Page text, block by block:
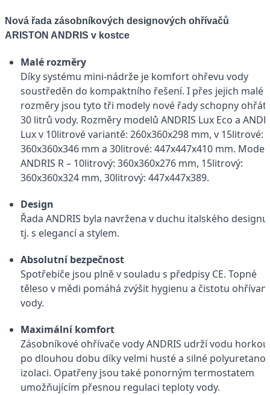
Nová řada zásobníkových designových ohřívačů
ARISTON ANDRIS v kostce
Malé rozměry
Díky systému mini-nádrže je komfort ohřevu vody
soustředěn do kompaktního řešení. I přes jejich malé
rozměry jsou tyto tři modely nové řady schopny ohřát
30 litrů vody. Rozměry modelů ANDRIS Lux Eco a
Lux v 10litrové variantě: 260x360x298 mm, v 15litrové:
360x360x346 mm a 30litrové: 447x447x410 mm. Model
ANDRIS R – 10litrový: 360x360x276 mm, 15litrový:
360x360x324 mm, 30litrový: 447x447x389.
Design
Řada ANDRIS byla navržena v duchu italského designu,
tj. s elegancí a stylem.
Absolutní bezpečnost
Spotřebiče jsou plně v souladu s předpisy CE. Topné
těleso v mědi pomáhá zvýšit hygienu a čistotu
vody.
Maximální komfort
Zásobníkové ohřívače vody ANDRIS udrží vodu horkou
po dlouhou dobu díky velmi husté a silné
izolaci. Opatřeny jsou také ponorným termostatem
umožňujícím přesnou regulaci teploty vody.